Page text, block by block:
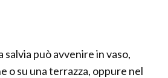
salvia può avvenire in vaso,
o su una terrazza, oppure nel